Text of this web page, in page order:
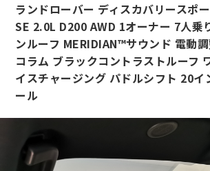
ランドローバー ディスカバリースポ
SE 2.0L D200 AWD 1オーナー 7人乗
ンルーフ MERIDIAN™サウンド 電動
コラム ブラックコントラストルーフ
イスチャージング パドルシフト 20イ
ール